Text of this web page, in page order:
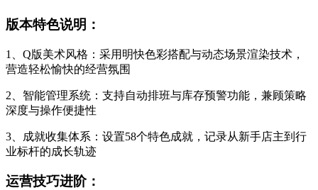
版本特色说明：
1、Q版美术风格：采用明快色彩搭配与动态场景渲染技术，
营造轻松愉快的经营氛围
2、智能管理系统：支持自动排班与库存预警功能，兼顾策略
深度与操作便捷性
3、成就收集体系：设置58个特色成就，记录从新手店主到行
业标杆的成长轨迹
运营技巧进阶：